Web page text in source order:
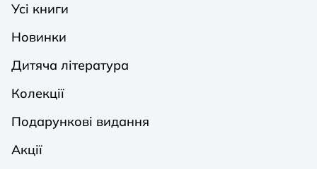
Усі книги
Новинки
Дитяча література
Колекції
Подарункові видання
Акції